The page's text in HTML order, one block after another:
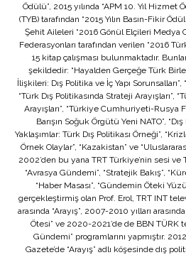
Ödülü”, 2015 yılında “APM 10. Yıl Hizmet
(TYB) tarafından “2015 Yılın Basın-Fikir
Şehit Aileleri “2016 Gönül Elçileri Medya
Federasyonları tarafından verilen “2016
15 kitap çalışması bulunmaktadır.
şekildedir: “Hayalden Gerçeğe Türk
İlişkileri: Dış Politika ve İç Yapı
“Türk Dış Politikasında Strateji Arayışları”,
Arayışları”, “Türkiye Cumhuriyeti-Rusya
Barışın Soğuk Örgütü Yeni NATO”,
Yaklaşımlar: Türk Dış Politikası Örneği”,
Örnek Olaylar”, “Kazakistan” ve
2002’den bu yana TRT Türkiye’nin sesi ve
“Avrasya Gündemi”, “Stratejik Bakış”,
“Haber Masası”, “Gündemin Öteki
gerçekleştirmiş olan Prof. Erol, TRT INT
arasında “Arayış”, 2007-2010 yılları
Ötesi” ve 2020-2021’de de BBN TÜRK
Gündemi” programlarını yapmıştır.
Gazete’de “Arayış” adlı köşesinde dış